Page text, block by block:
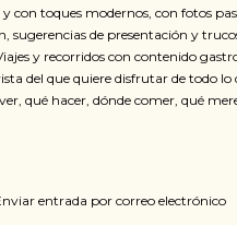
con toques modernos, con fotos
sugerencias de presentación y
y recorridos con contenido
del que quiere disfrutar de todo lo
qué hacer, dónde comer, qué
entrada por correo electrónico